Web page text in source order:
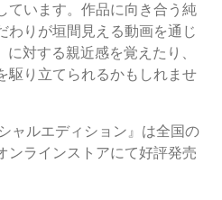
ています。作品に向き合う純
わりが垣間見える動画を通じ
対する親近感を覚えたり、
駆り立てられるかもしれませ
ャルエディション』は全国の
ンラインストアにて好評発売